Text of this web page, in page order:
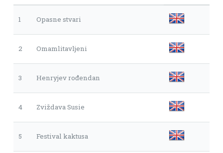
1 Opasne stvari
2 Omamlitavljeni
3 Henryjev rođendan
4 Zviždava Susie
5 Festival kaktusa